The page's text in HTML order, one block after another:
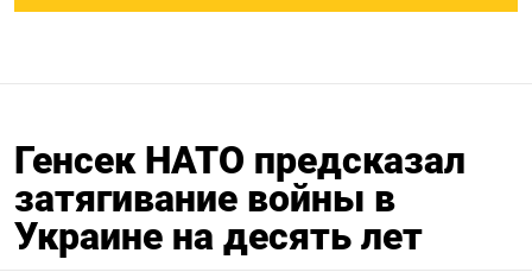
Генсек НАТО предсказал
затягивание войны в
Украине на десять лет